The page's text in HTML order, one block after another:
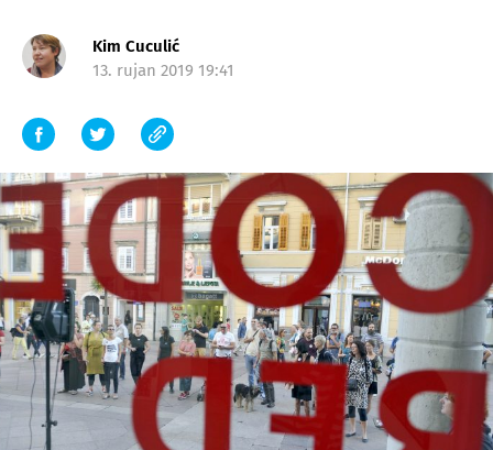
Kim Cuculić
13. rujan 2019 19:41